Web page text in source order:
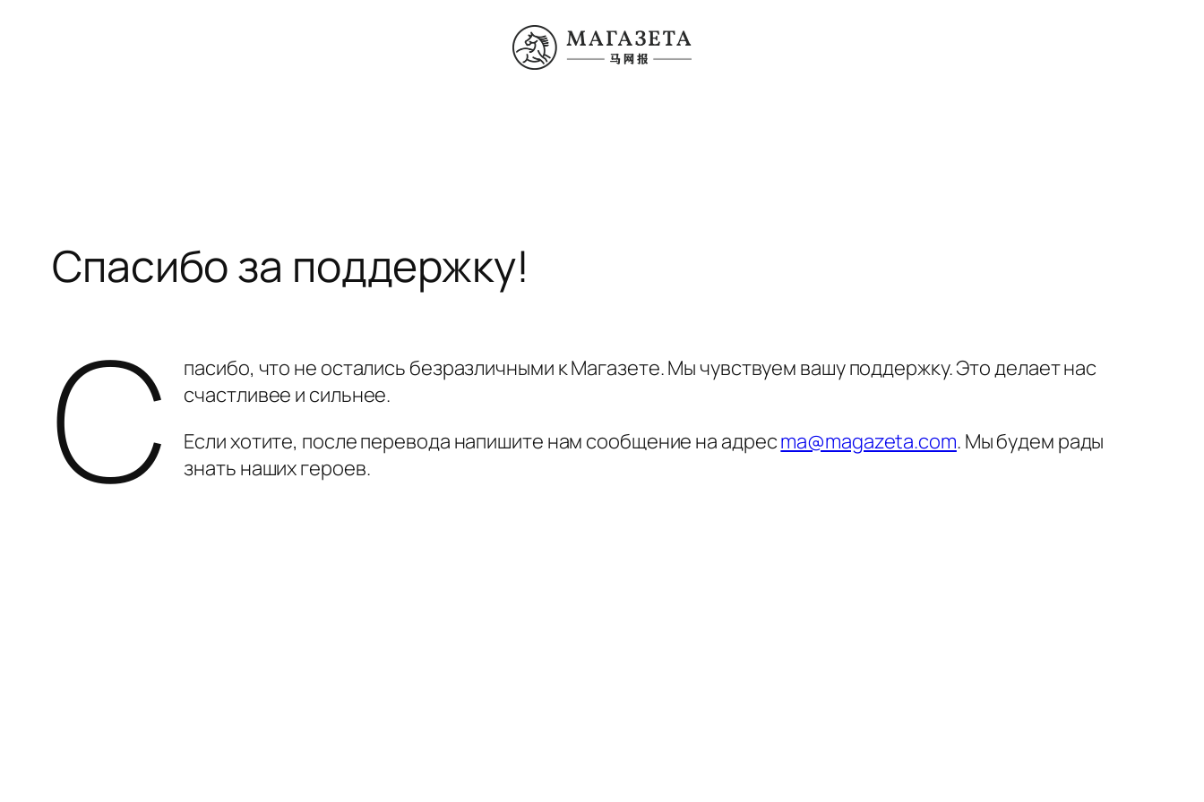
Спасибо за поддержку!
С
пасибо, что не остались безразличными к Магазете. Мы чувствуем вашу поддержку. Это делает нас
счастливее и сильнее.
Если хотите, после перевода напишите нам сообщение на адресma@magazeta.com. Мы будем рады
знать наших героев.